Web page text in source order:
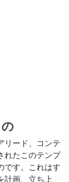
リード、コンテ
れたこのテンプ
です。これはす
計画、立ち上